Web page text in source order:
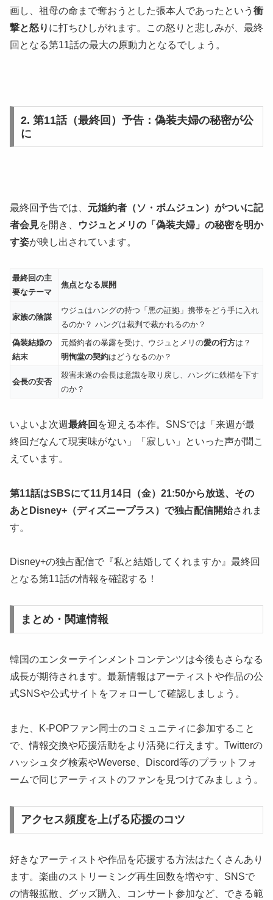
画し、祖母の命まで奪おうとした張本人であったという 衝
撃と怒り に打ちひしがれます。この怒りと悲しみが、最終
回となる第11話の最大の原動力となるでしょう。
2. 第11話（最終回）予告：偽装夫婦の秘密が公
に
最終回予告では、 元婚約者（ソ・ボムジュン）がついに記
者会見を開き、
ウジュとメリの「偽装夫婦」の秘密を明か
す姿が映し出されています。
最終回の主
要なテーマ
焦点となる展開
家族の陰謀
ウジュはハングの持つ「悪の証拠」携帯をどう手に入れ
るのか？ ハングは裁判で裁かれるのか？
偽装結婚の
結末
元婚約者の暴露を受け、ウジュとメリの愛の行方は？
明恂堂の契約はどうなるのか？
会長の安否
殺害未遂の会長は意識を取り戻し、ハングに鉄槌を下す
のか？
いよいよ次週最終回 を迎える本作。SNSでは「来週が最
終回だなんて現実味がない」「寂しい」といった声が聞こ
えています。
第11話はSBSにて11月14日（金）21:50から放送、その
あとDisney+（ディズニープラス）で独占配信開始されま
す。
Disney+の独占配信で『私と結婚してくれますか』最終回
となる第11話の情報を確認する！
まとめ・関連情報
韓国のエンターテインメントコンテンツは今後もさらなる
成長が期待されます。最新情報はアーティストや作品の公
式SNSや公式サイトをフォローして確認しましょう。
また、K-POPファン同士のコミュニティに参加すること
で、情報交換や応援活動をより活発に行えます。Twitterの
ハッシュタグ検索やWeverse、Discord等のプラットフォ
ームで同じアーティストのファンを見つけてみましょう。
アクセス頻度を上げる応援のコツ
好きなアーティストや作品を応援する方法はたくさんあり
ます。楽曲のストリーミング再生回数を増やす、SNSで
の情報拡散、グッズ購入、コンサート参加など、できる範